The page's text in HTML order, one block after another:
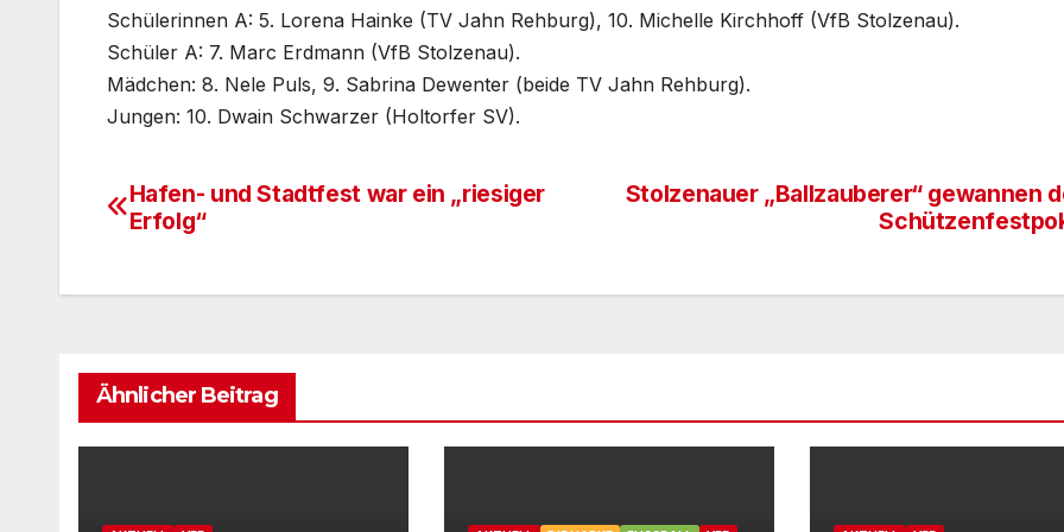
Schülerinnen A: 5. Lorena Hainke (TV Jahn Rehburg), 10. Michelle Kirchhoff (VfB Stolzenau).
Schüler A: 7. Marc Erdmann (VfB Stolzenau).
Mädchen: 8. Nele Puls, 9. Sabrina Dewenter (beide TV Jahn Rehburg).
Jungen: 10. Dwain Schwarzer (Holtorfer SV).
Beitragsnavigation
Stolzenauer „Ballzauberer“ gewannen
Hafen- und Stadtfest war ein „riesiger
Erfolg“
Ähnlicher Beitrag